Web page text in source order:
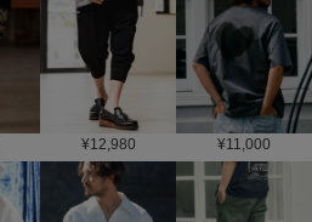
¥12,980 ¥11,000